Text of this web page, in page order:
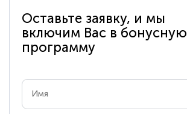
Оставьте заявку, и мы
включим Вас в бонусную
программу